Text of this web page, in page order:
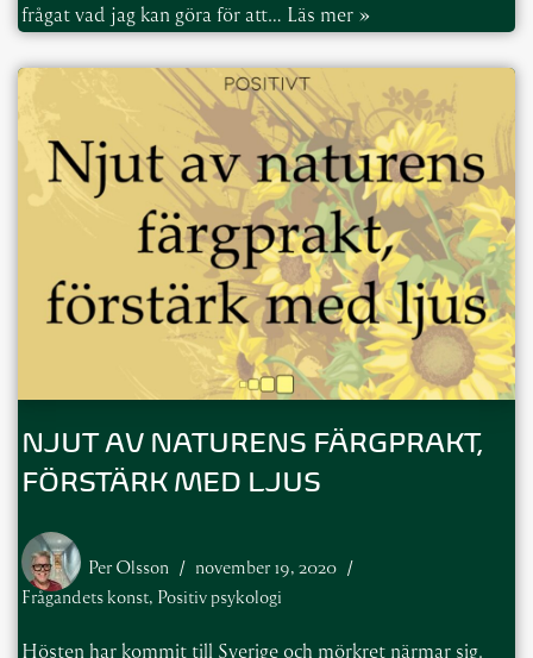
frågat vad jag kan göra för att… Läs mer »
NJUT AV NATURENS FÄRGPRAKT,
FÖRSTÄRK MED LJUS
Per Olsson
november 19, 2020
Frågandets konst, Positiv psykologi
Hösten har kommit till Sverige och mörkret närmar sig.